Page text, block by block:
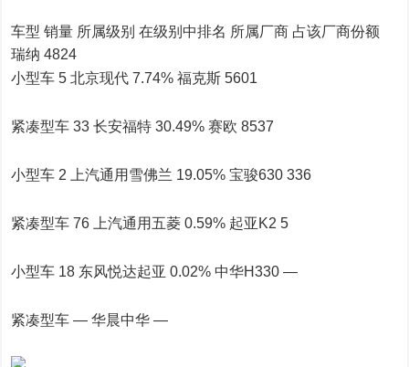
车型 销量 所属级别 在级别中排名 所属厂商 占该厂商份额
瑞纳 4824
小型车 5 北京现代 7.74% 福克斯 5601
紧凑型车 33 长安福特 30.49% 赛欧 8537
小型车 2 上汽通用雪佛兰 19.05% 宝骏630 336
紧凑型车 76 上汽通用五菱 0.59% 起亚K2 5
小型车 18 东风悦达起亚 0.02% 中华H330 —
紧凑型车 — 华晨中华 —